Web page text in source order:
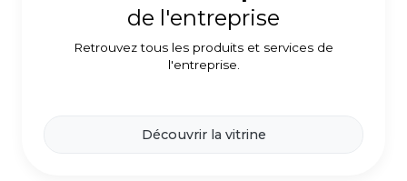
de l'entreprise
Retrouvez tous les produits et services de
l'entreprise.
Découvrir la vitrine